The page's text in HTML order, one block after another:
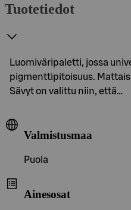
Tuotetiedot
Luomiväripaletti, jossa
pigmenttipitoisuus.
Sävyt on valittu niin, että…
Valmistusmaa
Puola
Ainesosat